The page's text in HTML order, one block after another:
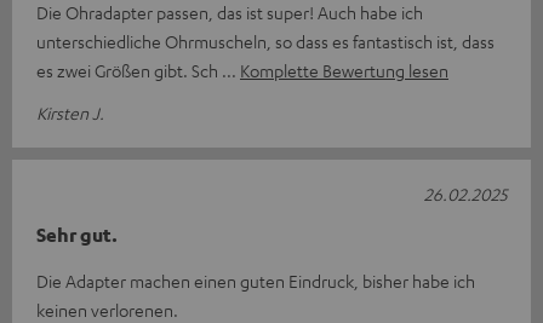
Die Ohradapter passen, das ist super! Auch habe ich
unterschiedliche Ohrmuscheln, so dass es fantastisch ist, dass
es zwei Größen gibt. Sch
Komplette Bewertung lesen
Kirsten J.
Sehr gut.
Die Adapter machen einen guten Eindruck, bisher habe ich
keinen verlorenen.
26.02.2025